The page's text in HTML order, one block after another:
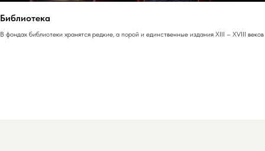
Библиотека
В фондах библиотеки хранятся редкие, а порой и единственные издания XIII – XVIII веков